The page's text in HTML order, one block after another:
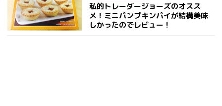
私的トレーダージョーズのオスス
メ！ミニパンプキンパイが結構美味
しかったのでレビュー！